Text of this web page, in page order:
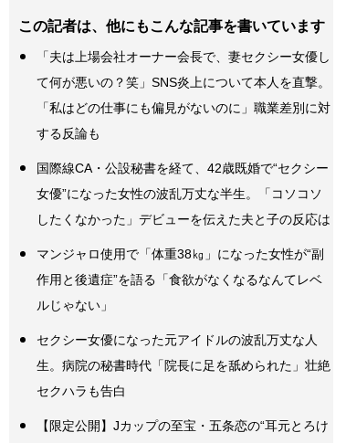
この記者は、他にもこんな記事を書いています
「夫は上場会社オーナー会長で、妻セクシー女優し
て何が悪いの？笑」SNS炎上について本人を直撃。
「私はどの仕事にも偏見がないのに」職業差別に対
する反論も
国際線CA・公設秘書を経て、42歳既婚で“セクシー
女優”になった女性の波乱万丈な半生。「コソコソ
したくなかった」デビューを伝えた夫と子の反応は
マンジャロ使用で「体重38㎏」になった女性が“副
作用と後遺症”を語る「食欲がなくなるなんてレベ
ルじゃない」
セクシー女優になった元アイドルの波乱万丈な人
生。病院の秘書時代「院長に足を舐められた」壮絶
セクハラも告白
【限定公開】Jカップの至宝・五条恋の“耳元とろけ